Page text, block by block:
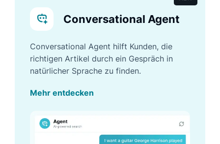
Conversational Agent
Conversational Agent hilft Kunden, die
richtigen Artikel durch ein Gespräch in
natürlicher Sprache zu finden.
Mehr entdecken